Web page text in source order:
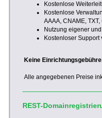
Kostenlose
Kostenlose
AAAA, CNAME, TXT,
Nutzung eigener
Kostenloser Support
Keine
Alle angegebenen Preise
REST-